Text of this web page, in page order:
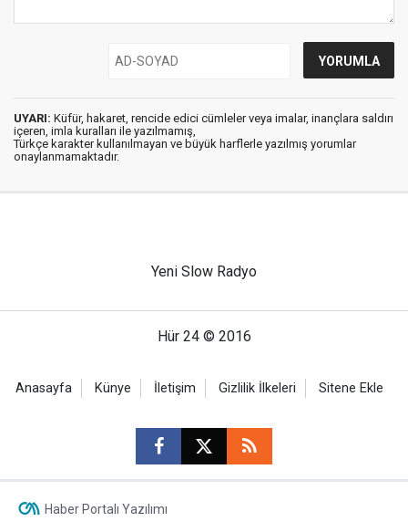
UYARI: Küfür, hakaret, rencide edici cümleler veya imalar, inançlara saldırı
içeren, imla kuralları ile yazılmamış,
Türkçe karakter kullanılmayan ve büyük harflerle yazılmış yorumlar
onaylanmamaktadır.
Yeni Slow Radyo
Hür 24 © 2016
Anasayfa Künye İletişim Gizlilik İlkeleri Sitene Ekle
Haber Portalı Yazılımı